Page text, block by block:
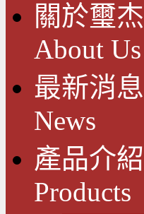
關於璽杰
About Us
最新消息
News
產品介紹
Products